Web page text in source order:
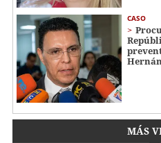
CASO
MÁS